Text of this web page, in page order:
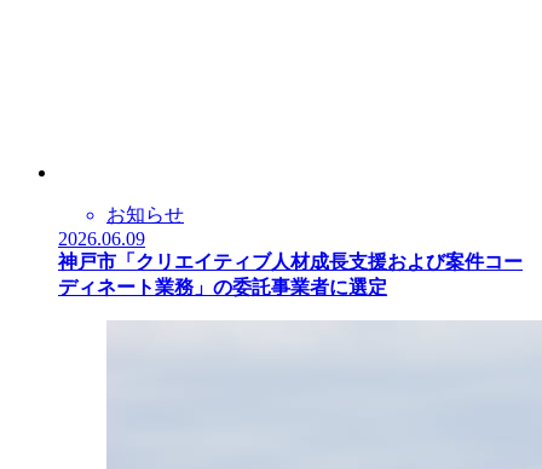
お知らせ
2026.06.09
神戸市「クリエイティブ人材成長支援および案件コー
ディネート業務」の委託事業者に選定